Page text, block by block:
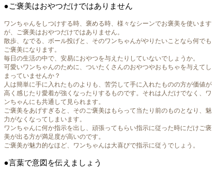
●ご褒美はおやつだけではありません
ワンちゃんをしつけする時、褒める時、様々なシーンでお褒美を使います
が、ご褒美はおやつだけではありません。
散歩、なでる、ボール投げと、そのワンちゃんがやりたいことなら何でも
ご褒美になります。
毎日の生活の中で、安易におやつを与えたりしていないでしょうか。
可愛いワンちゃんのために、ついたくさんのおやつやおもちゃを与えてし
まっていませんか？
人は簡単に手に入れたものよりも、苦労して手に入れたものの方が価値が
高く感じたり愛着が強くなったりするものです。それは人だけでなく、ワ
ンちゃんにも共通して見られます。
ご褒美をあげすぎると、そのご褒美はもらって当たり前のものとなり、魅
力がなくなってしまいます。
ワンちゃんに何か指示を出し、頑張ってもらい指示に従った時にだけご褒
美が出る方が満足度が高いのです。
ご褒美が魅力的なほど、ワンちゃんは大喜びで指示に従うでしょう。
●言葉で意図を伝えましょう